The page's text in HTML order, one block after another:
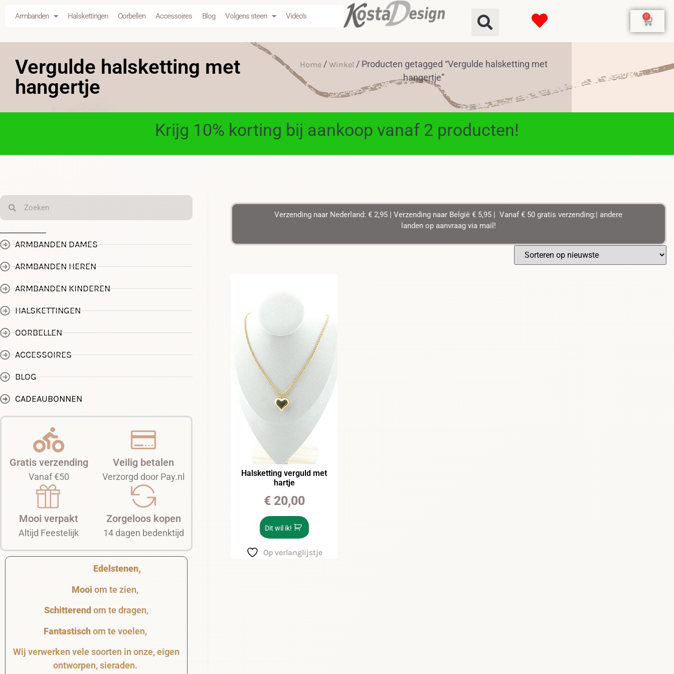
Armbanden Halskettingen Oorbellen Accessoires Blog Volgens steen Video’s 0
Vergulde halsketting met
hangertje
Home / Winkel / Producten getagged “Vergulde halsketting met
hangertje”
Krijg 10% korting bij aankoop vanaf 2 producten!
ARMBANDEN DAMES
ARMBANDEN HEREN
ARMBANDEN KINDEREN
HALSKETTINGEN
OORBELLEN
ACCESSOIRES
BLOG
CADEAUBONNEN
Gratis verzending
Vanaf €50
Mooi verpakt
Altijd Feestelijk
Veilig betalen
Verzorgd door Pay.nl
Zorgeloos kopen
14 dagen bedenktijd
Edelstenen,
Mooi om te zien,
Schitterend om te dragen,
Fantastischom te voelen,
Wij verwerken vele soorten in onze, eigen
ontworpen, sieraden.
Verzending naar Nederland: € 2,95 | Verzending naar België € 5,95 | Vanaf € 50 gratis verzending:| andere
landen op aanvraag via mail!
Halsketting verguld met
hartje
€20,00
Dit wil ik!
Op verlanglijstje